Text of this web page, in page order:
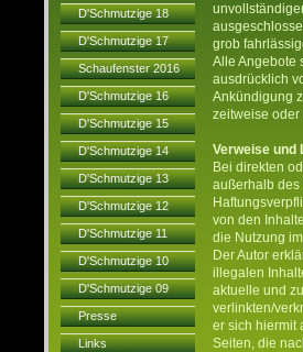
D'Schmutzige 18
D'Schmutzige 17
Schaufenster 2016
D'Schmutzige 16
D'Schmutzige 15
D'Schmutzige 14
D'Schmutzige 13
D'Schmutzige 12
D'Schmutzige 11
D'Schmutzige 10
D'Schmutzige 09
Presse
Links
grob
Alle Angebote
ausdrücklich
Ankündigung
zeitweise
Verweise und
Bei direkten
außerhalb des
von den
die Nutzung
Der Autor
illegalen
aktuelle und
verlinkten/
er sich hiermit
Seiten, die